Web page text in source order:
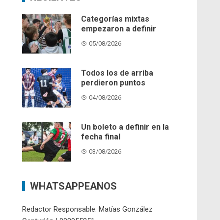
Categorías mixtas
empezaron a definir
05/08/2026
Todos los de arriba
perdieron puntos
04/08/2026
Un boleto a definir en la
fecha final
03/08/2026
WHATSAPPEANOS
Redactor Responsable: Matías González